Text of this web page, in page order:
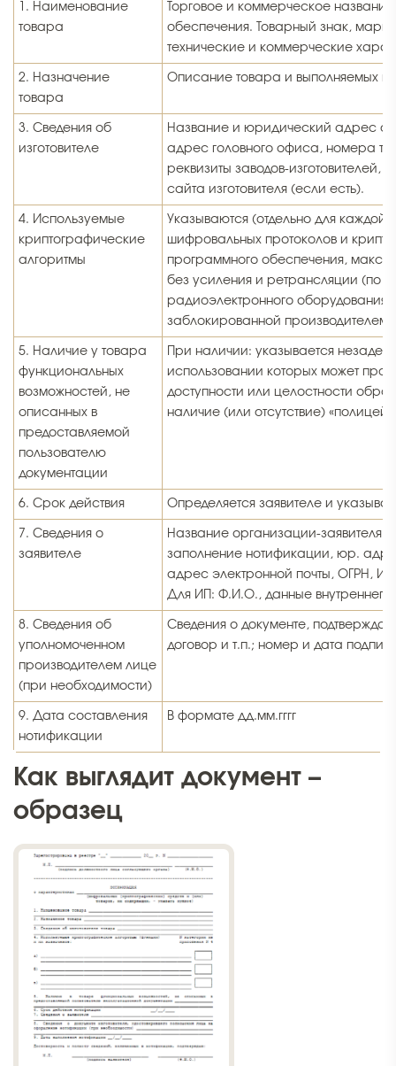
1. Наименование
товара
Торговое и коммерческое
обеспечения. Товарный знак,
технические и коммерческие
2. Назначение
товара
Описание товара и выполняемых
3. Сведения об
изготовителе
Название и юридический адрес
адрес головного офиса, номера
реквизиты заводов-
сайта изготовителя (если есть).
4. Используемые
криптографические
алгоритмы
Указываются (отдельно для
шифровальных протоколов и
программного обеспечения,
без усиления и ретрансляции (по
радиоэлектронного
заблокированной производителем
5. Наличие у товара
функциональных
возможностей, не
описанных в
предоставляемой
пользователю
документации
При наличии: указывается
использовании которых может
доступности или целостности
наличие (или отсутствие)
6. Срок действия Определяется заявителе и
7. Сведения о
заявителе
Название организации-
заполнение нотификации, юр.
адрес электронной почты, ОГРН,
Для ИП: Ф.И.О., данные внутреннего
8. Сведения об
уполномоченном
производителем лице
(при необходимости)
Сведения о документе,
договор и т.п.; номер и дата
9. Дата составления
нотификации
В формате дд.мм.гггг
Как выглядит документ –
образец